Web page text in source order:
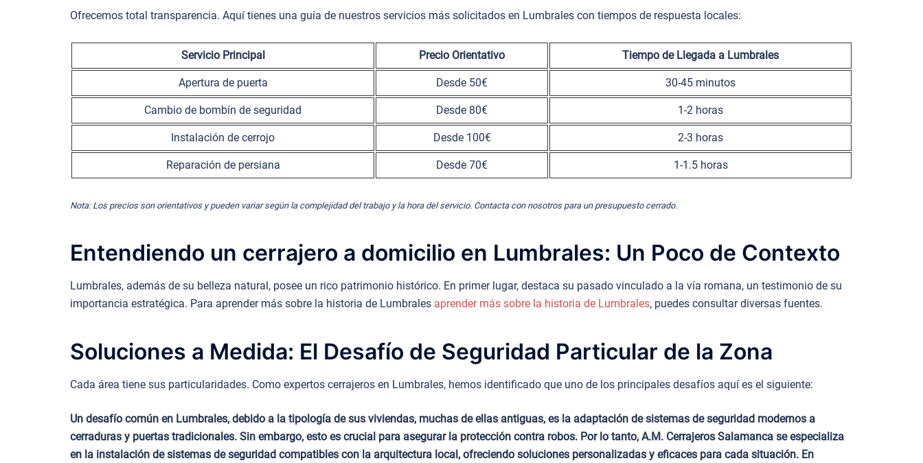
Ofrecemos total transparencia. Aquí tienes una guía de nuestros servicios más solicitados en Lumbrales con tiempos de respuesta locales:
Servicio Principal Precio Orientativo Tiempo de Llegada a Lumbrales
Apertura de puerta Desde 50€ 30-45 minutos
Cambio de bombín de seguridad Desde 80€ 1-2 horas
Instalación de cerrojo Desde 100€ 2-3 horas
Reparación de persiana Desde 70€ 1-1.5 horas
Nota: Los precios son orientativos y pueden variar según la complejidad del trabajo y la hora del servicio. Contacta con nosotros para un presupuesto cerrado.
Entendiendo un cerrajero a domicilio en Lumbrales: Un Poco de Contexto
Lumbrales, además de su belleza natural, posee un rico patrimonio histórico. En primer lugar, destaca su pasado vinculado a la vía romana, un testimonio de su
importancia estratégica. Para aprender más sobre la historia de Lumbrales aprender más sobre la historia de Lumbrales, puedes consultar diversas fuentes.
Soluciones a Medida: El Desafío de Seguridad Particular de la Zona
Cada área tiene sus particularidades. Como expertos cerrajeros en Lumbrales, hemos identificado que uno de los principales desafíos aquí es el siguiente:
Un desafío común en Lumbrales, debido a la tipología de sus viviendas, muchas de ellas antiguas, es la adaptación de sistemas de seguridad modernos a
cerraduras y puertas tradicionales. Sin embargo, esto es crucial para asegurar la protección contra robos. Por lo tanto, A.M. Cerrajeros Salamanca se especializa
en la instalación de sistemas de seguridad compatibles con la arquitectura local, ofreciendo soluciones personalizadas y eficaces para cada situación. En